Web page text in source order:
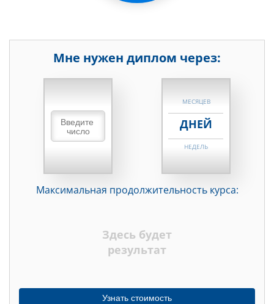
Мне нужен диплом через:
НЕДЕЛЬ
МЕСЯЦЕВ
ДНЕЙ
НЕДЕЛЬ
ДНЕЙ
Максимальная продолжительность курса:
Здесь будет
результат
Узнать стоимость